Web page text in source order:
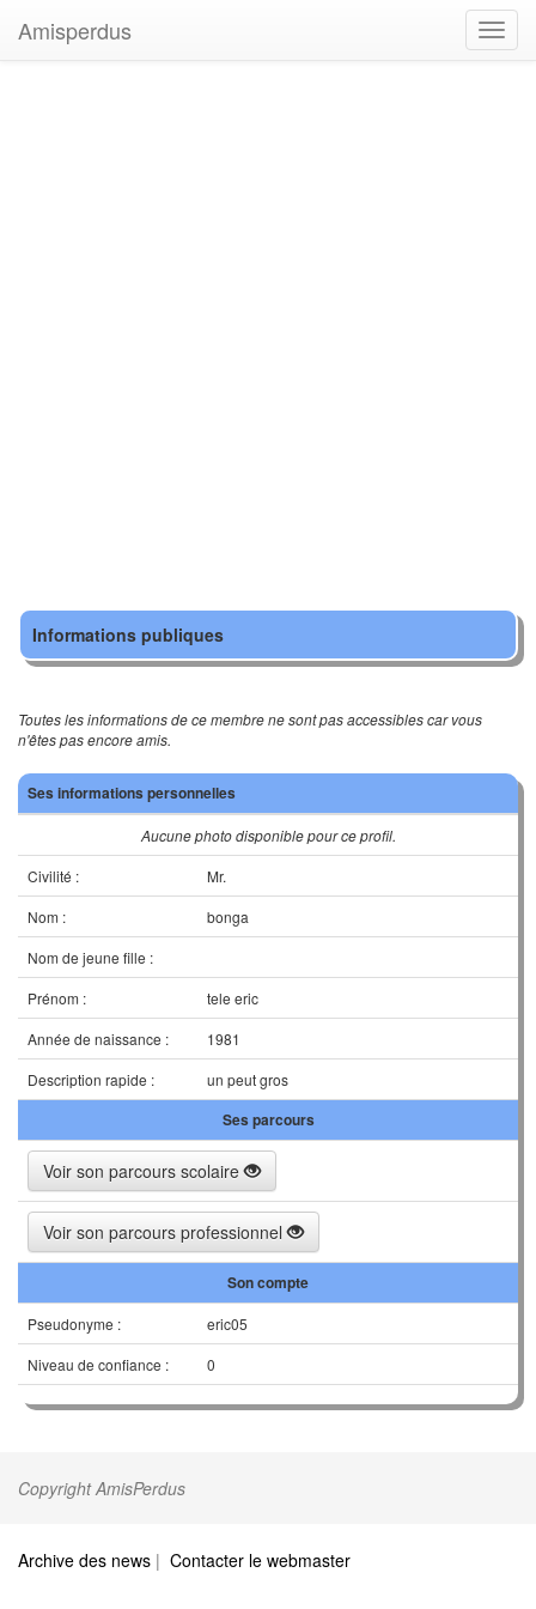
Amisperdus
Informations publiques
Toutes les informations de ce membre ne sont pas accessibles car vous
n'êtes pas encore amis.
Ses informations personnelles
Aucune photo disponible pour ce profil.
Civilité :
Mr.
Nom :
bonga
Nom de jeune fille :
Prénom :
tele eric
Année de naissance :
1981
Description rapide :
un peut gros
Ses parcours
Voir son parcours scolaire
Voir son parcours professionnel
Son compte
Pseudonyme :
eric05
Niveau de confiance :
0
Copyright AmisPerdus
Archive des news | Contacter le webmaster